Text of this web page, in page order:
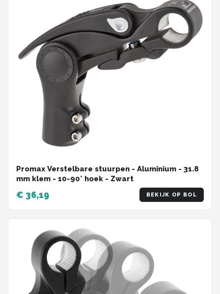
Promax Verstelbare stuurpen - Aluminium - 31.8
mm klem - 10-90° hoek - Zwart
€ 36,19 BEKIJK OP BOL